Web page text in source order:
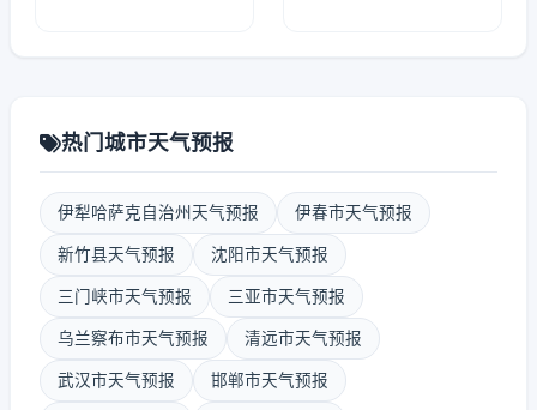
热门城市天气预报
伊犁哈萨克自治州天气预报 伊春市天气预报
新竹县天气预报 沈阳市天气预报
三门峡市天气预报 三亚市天气预报
乌兰察布市天气预报 清远市天气预报
武汉市天气预报 邯郸市天气预报